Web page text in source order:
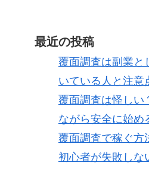
最近の投稿
覆面調査は副業と
いている人と注意
覆面調査は怪しい
ながら安全に始め
覆面調査で稼ぐ方
初心者が失敗しな